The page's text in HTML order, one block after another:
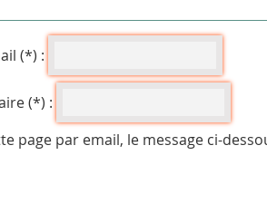
(*) :
(*) :
page par email, le message ci-